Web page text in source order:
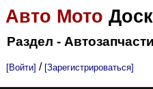
Авто Мото
Раздел - Автозапчасти
[Войти] / [Зарегистрироваться]